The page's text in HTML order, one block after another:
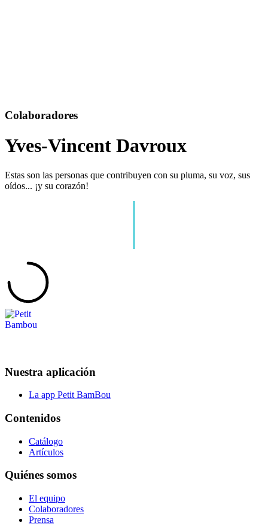
Colaboradores
Yves-Vincent Davroux
Estas son las personas que contribuyen con su pluma, su voz, sus
oídos... ¡y su corazón!
Nuestra aplicación
La app Petit BamBou
Contenidos
Catálogo
Artículos
Quiénes somos
El equipo
Colaboradores
Prensa